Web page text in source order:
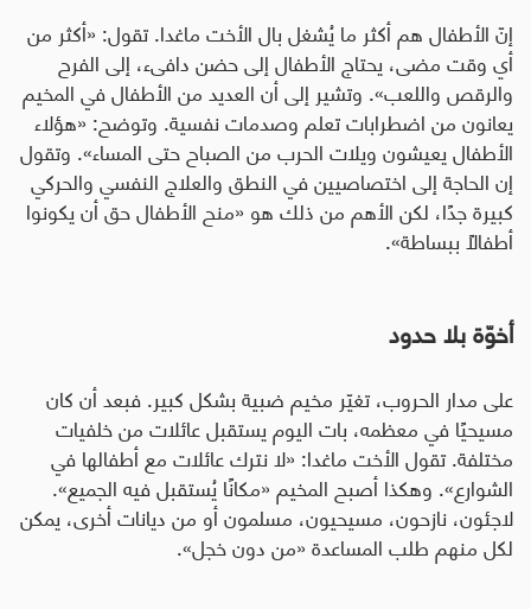
إنّ الأطفال هم أكثر ما يُشغل بال الأخت ماغدا. تقول: «أكثر من
أي وقت مضى، يحتاج الأطفال إلى حضن دافىء، إلى الفرح
والرقص واللعب». وتشير إلى أن العديد من الأطفال في المخيم
يعانون من اضطرابات تعلم وصدمات نفسية. وتوضح: «هؤلاء
الأطفال يعيشون ويلات الحرب من الصباح حتى المساء». وتقول
إن الحاجة إلى اختصاصيين في النطق والعلاج النفسي والحركي
كبيرة جدًا، لكن الأهم من ذلك هو «منح الأطفال حق أن يكونوا
أطفالًا ببساطة».
أخوّة بلا حدود
على مدار الحروب، تغيّر مخيم ضبية بشكل كبير. فبعد أن كان
مسيحيًا في معظمه، بات اليوم يستقبل عائلات من خلفيات
مختلفة. تقول الأخت ماغدا: «لا نترك عائلات مع أطفالها في
الشوارع». وهكذا أصبح المخيم «مكانًا يُستقبل فيه الجميع».
لاجئون، نازحون، مسيحيون، مسلمون أو من ديانات أخرى، يمكن
لكل منهم طلب المساعدة «من دون خجل».